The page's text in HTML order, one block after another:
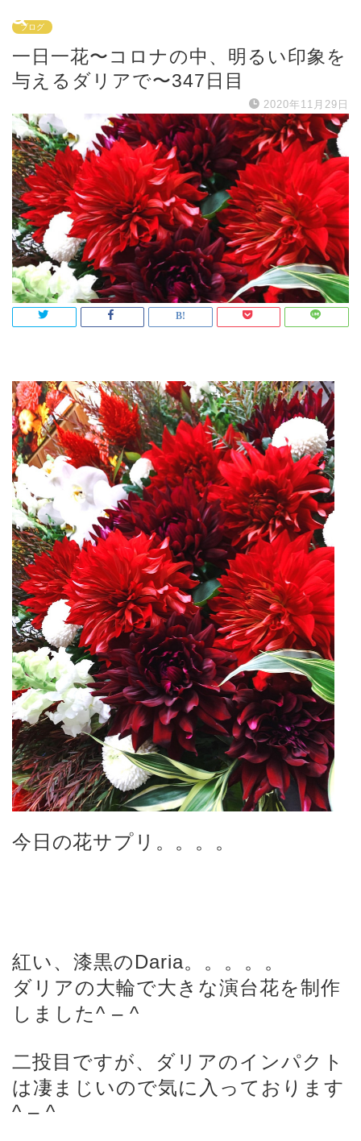
ブログ
一日一花〜コロナの中、明るい印象を
与えるダリアで〜347日目
2020年11月29日
今日の花サプリ。。。。
紅い、漆黒のDaria。。。。。
ダリアの大輪で大きな演台花を制作
しました^ – ^
二投目ですが、ダリアのインパクト
は凄まじいので気に入っております
^ – ^